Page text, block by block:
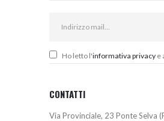
Ho letto l'informativa privacy e
CONTATTI
Via Provinciale, 23 Ponte Selva